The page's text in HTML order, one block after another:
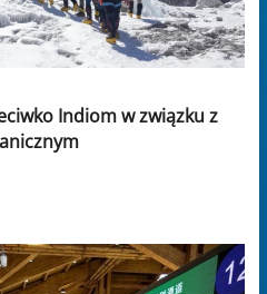
Indiom w związku z